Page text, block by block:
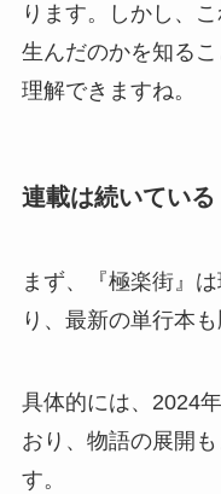
ります。しかし、
生んだのかを知る
理解できますね。
連載は続いている
まず、『極楽街』
り、最新の単行本
具体的には、2024
おり、物語の展開
す。